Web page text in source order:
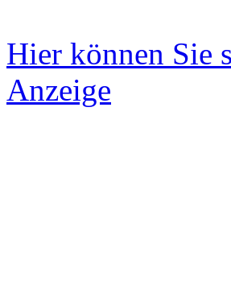
Hier können Sie
Anzeige